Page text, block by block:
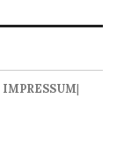
IMPRESSUM|